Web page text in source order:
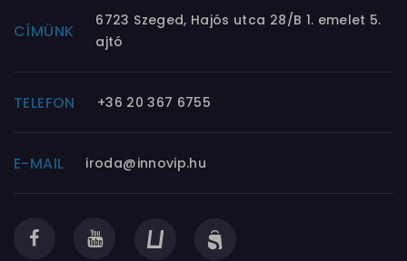
CÍMÜNK
6723 Szeged, Hajós utca 28/B 1. emelet 5.
ajtó
TELEFON +36 20 367 6755
E-MAIL iroda@innovip.hu